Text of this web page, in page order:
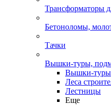
Трансформаторы
Бетоноломы,
Тачки
Вышки-туры,
Вышки-туры
Леса
Лестницы
Еще